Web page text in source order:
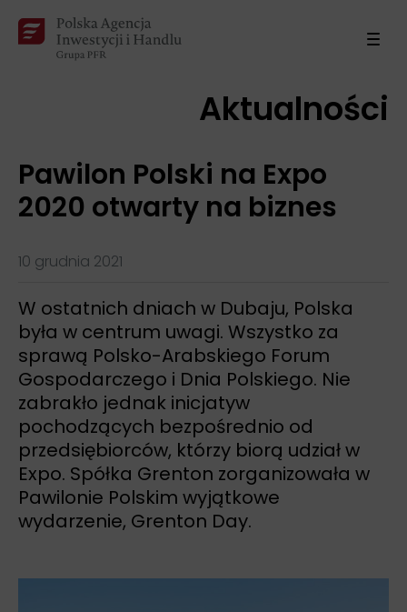
Aktualności
Pawilon Polski na Expo
2020 otwarty na biznes
10 grudnia 2021
W ostatnich dniach w Dubaju, Polska
była w centrum uwagi. Wszystko za
sprawą Polsko-Arabskiego Forum
Gospodarczego i Dnia Polskiego. Nie
zabrakło jednak inicjatyw
pochodzących bezpośrednio od
przedsiębiorców, którzy biorą udział w
Expo. Spółka Grenton zorganizowała w
Pawilonie Polskim wyjątkowe
wydarzenie, Grenton Day.